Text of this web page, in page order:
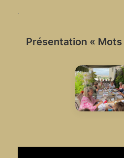
.
Présentation «